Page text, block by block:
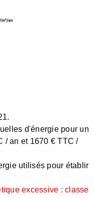
d'énergie pour un
/ an et 1670 € TTC /
utilisés pour établir
excessive : classe